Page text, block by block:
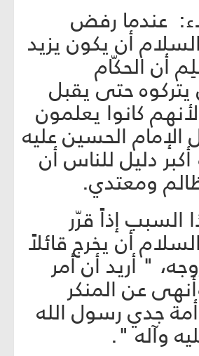
عندما رفض
أن يكون يزيد
أن الحكّام
يتركوه حتى يقبل
كانوا يعلمون
الحسين عليه
دليل للناس أن
ومعتدي.
إذاً قرّر
أن يخرج قائلاً
" أريد أن أمر
عن المنكر
جدي رسول الله
وآله ".